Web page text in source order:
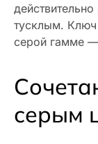
тусклым. Ключ
серой гамме
серым